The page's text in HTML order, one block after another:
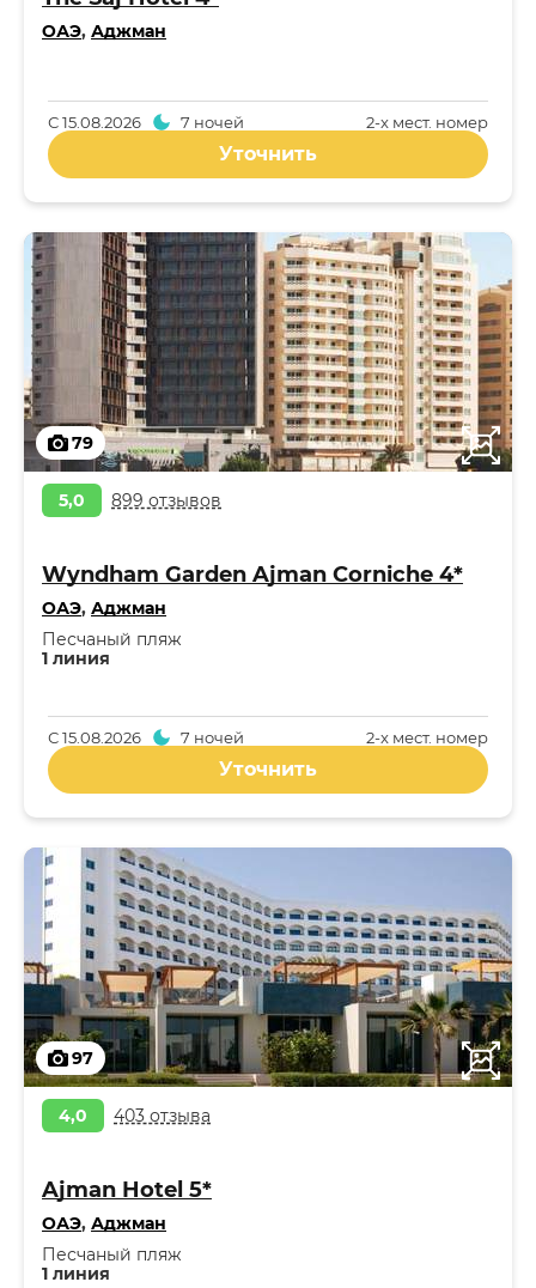
ОАЭ, Аджман
2-x мест. номер
С15.08.2026 7 ночей
Уточнить
79
5,0 899 отзывов
Wyndham Garden Ajman Corniche 4*
ОАЭ, Аджман
1 линия
Песчаный пляж
2-x мест. номер
С15.08.2026 7 ночей
Уточнить
97
4,0 403 отзыва
Ajman Hotel 5*
ОАЭ, Аджман
1 линия
Песчаный пляж